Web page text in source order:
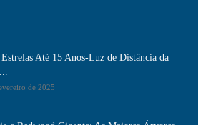
Até 15 Anos-Luz de Distância da
de 2025